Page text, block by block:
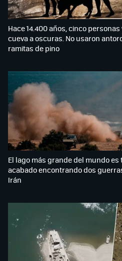
Hace 14.400 años, cinco
cueva a oscuras. No usaron
ramitas de pino
El lago más grande del mundo
acabado encontrando dos
Irán